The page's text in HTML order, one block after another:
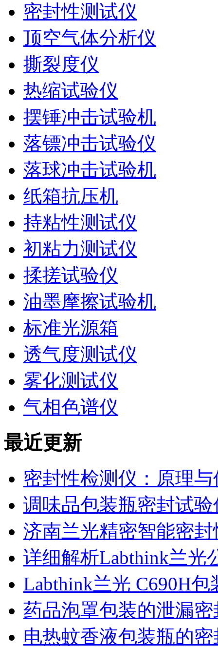
密封性测试仪
顶空气体分析仪
撕裂度仪
热缩试验仪
摆锤冲击试验机
落镖冲击试验仪
落球冲击试验机
纸箱抗压机
持粘性测试仪
初粘力测试仪
揉搓试验仪
油墨摩擦试验机
标准光源箱
透气度测试仪
雾化测试仪
气相色谱仪
最近更新
密封性检测仪：原理
调味品包装瓶密封试
济南兰光精密智能密
详细解析Labthink兰光
Labthink兰光 C690H
药品泡罩包装的泄漏
电热蚊香液包装瓶的